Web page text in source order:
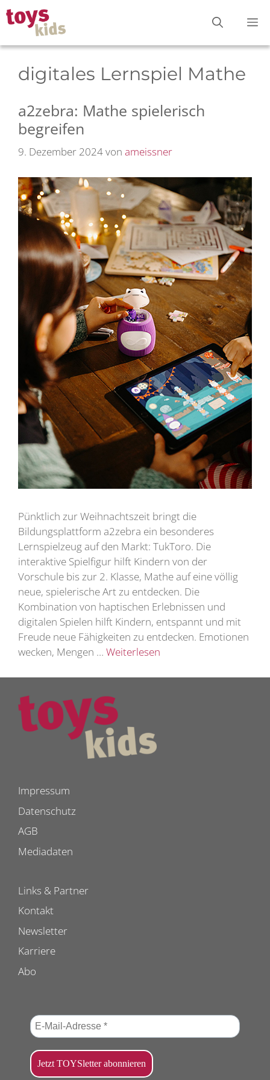
Zum
Inhalt
springen
digitales Lernspiel Mathe
a2zebra: Mathe spielerisch
begreifen
9. Dezember 2024von ameissner
Pünktlich zur Weihnachtszeit bringt die
Bildungsplattform a2zebra ein besonderes
Lernspielzeug auf den Markt: TukToro. Die
interaktive Spielfigur hilft Kindern von der
Vorschule bis zur 2. Klasse, Mathe auf eine völlig
neue, spielerische Art zu entdecken. Die
Kombination von haptischen Erlebnissen und
digitalen Spielen hilft Kindern, entspannt und mit
Freude neue Fähigkeiten zu entdecken. Emotionen
wecken, Mengen … Weiterlesen
Impressum
Datenschutz
AGB
Mediadaten
Links & Partner
Kontakt
Newsletter
Karriere
Abo